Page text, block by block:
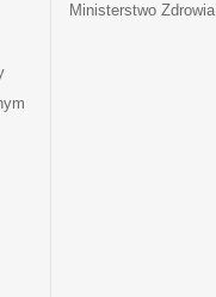
Ministerstwo Zdrowia